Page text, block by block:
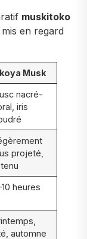
muskitoko
en regard
Musk
nacré-
iris
projeté,
heures
automne